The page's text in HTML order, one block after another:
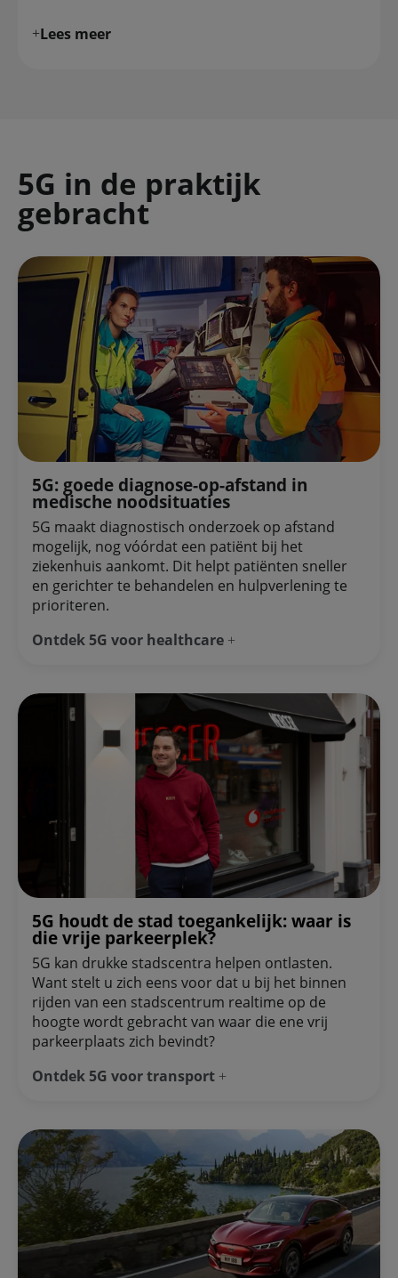
Lees meer
5G in de praktijk
gebracht
5G: goede diagnose-op-afstand in
medische noodsituaties
5G maakt diagnostisch onderzoek op afstand
mogelijk, nog vóórdat een patiënt bij het
ziekenhuis aankomt. Dit helpt patiënten sneller
en gerichter te behandelen en hulpverlening te
prioriteren.
Ontdek 5G voor healthcare
5G houdt de stad toegankelijk: waar is
die vrije parkeerplek?
5G kan drukke stadscentra helpen ontlasten.
Want stelt u zich eens voor dat u bij het binnen
rijden van een stadscentrum realtime op de
hoogte wordt gebracht van waar die ene vrij
parkeerplaats zich bevindt?
Ontdek 5G voor transport